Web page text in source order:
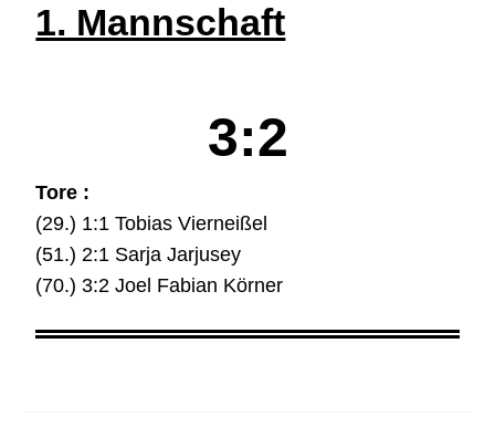
1. Mannschaft
3:2
Tore :
(29.) 1:1 Tobias Vierneißel
(51.) 2:1 Sarja Jarjusey
(70.) 3:2 Joel Fabian Körner